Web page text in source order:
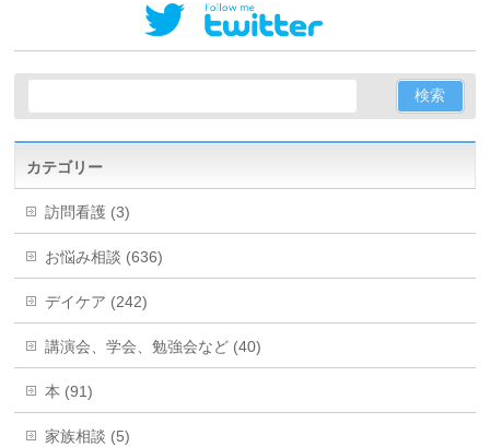
カテゴリー
訪問看護 (3)
お悩み相談 (636)
デイケア (242)
講演会、学会、勉強会など (40)
本 (91)
家族相談 (5)